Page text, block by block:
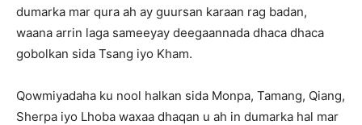
dumarka mar qura ah ay guursan karaan rag badan,
waana arrin laga sameeyay deegaannada dhaca dhaca
gobolkan sida Tsang iyo Kham.
Qowmiyadaha ku nool halkan sida Monpa, Tamang, Qiang,
Sherpa iyo Lhoba waxaa dhaqan u ah in dumarka hal mar